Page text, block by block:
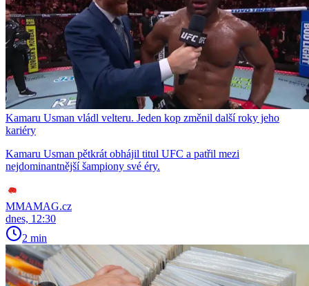
Kamaru Usman vládl velteru. Jeden kop změnil další roky jeho
kariéry
Kamaru Usman pětkrát obhájil titul UFC a patřil mezi
nejdominantnější šampiony své éry.
MMAMAG.cz
dnes, 12:30
2 min